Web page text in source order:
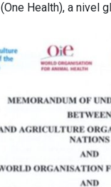
Health), a nivel